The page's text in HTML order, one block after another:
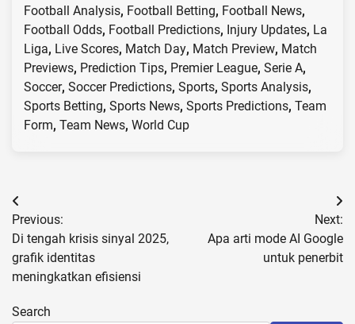
Football Analysis, Football Betting, Football News,
Football Odds, Football Predictions, Injury Updates, La
Liga, Live Scores, Match Day, Match Preview, Match
Previews, Prediction Tips, Premier League, Serie A,
Soccer, Soccer Predictions, Sports, Sports Analysis,
Sports Betting, Sports News, Sports Predictions, Team
Form, Team News, World Cup
Post
navigation
Previous:
Di tengah krisis sinyal 2025,
grafik identitas
meningkatkan efisiensi
Next:
Apa arti mode AI Google
untuk penerbit
Search